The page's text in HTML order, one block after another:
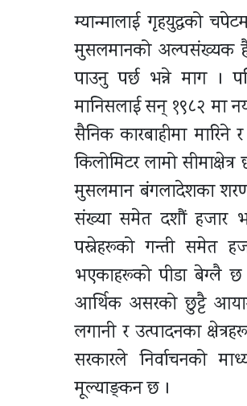
म्यान्मालाई गृहयुद्धको
मुसलमानको अल्पसंख्यक
पाउनु पर्छ भन्ने माग ।
मानिसलाई सन् १९८२ मा
सैनिक कारबाहीमा
किलोमिटर लामो
मुसलमान बंगलादेशका
संख्या समेत दशौं हजार
पस्नेहरूको गन्ती समेत
भएकाहरूको पीडा बेग्लै छ
आर्थिक असरको छुट्टै
लगानी र उत्पादनका
सरकारले निर्वाचनको
मूल्याङ्कन छ ।